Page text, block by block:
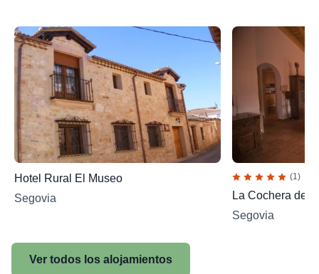
Hotel Rural El Museo
Segovia
(1)
La Cochera de
Segovia
Ver todos los alojamientos